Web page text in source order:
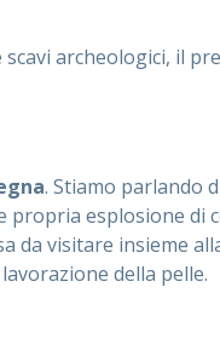
archeologici, il
. Stiamo parlando
propria esplosione di
da visitare insieme
della pelle.